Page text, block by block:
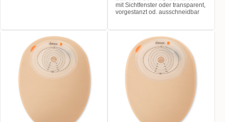
mit Sichtfenster oder transparent,
vorgestanzt od. ausschneidbar